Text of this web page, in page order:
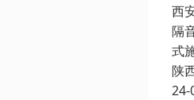
西
隔
式
陕
24-